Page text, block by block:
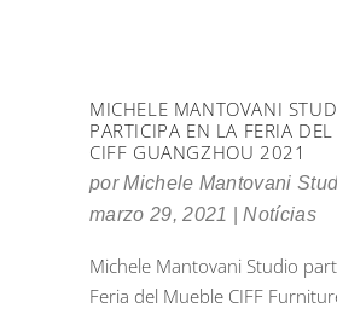
MICHELE MANTOVANI
PARTICIPA EN LA FERIA
CIFF GUANGZHOU 2021
porMichele Mantovani
marzo 29, 2021
Notícias
Michele Mantovani Studio
Feria del Mueble CIFF